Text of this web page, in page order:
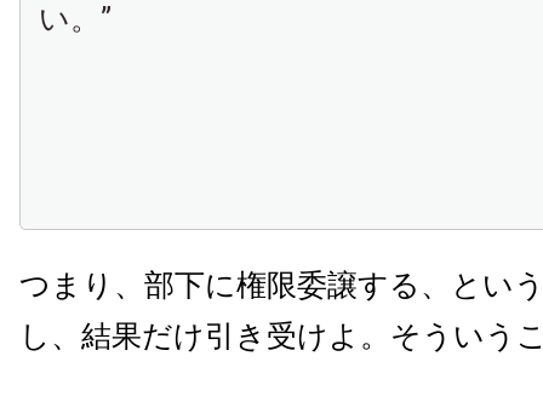
い。”
つまり、部下に権限委譲する、とい
し、結果だけ引き受けよ。そういう